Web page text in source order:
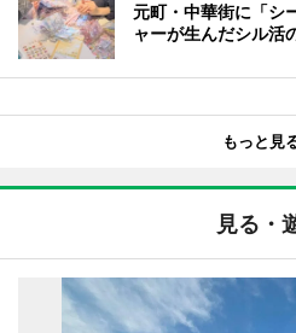
元町・中華街に「
ャーが生んだシル活
もっと見
見る・